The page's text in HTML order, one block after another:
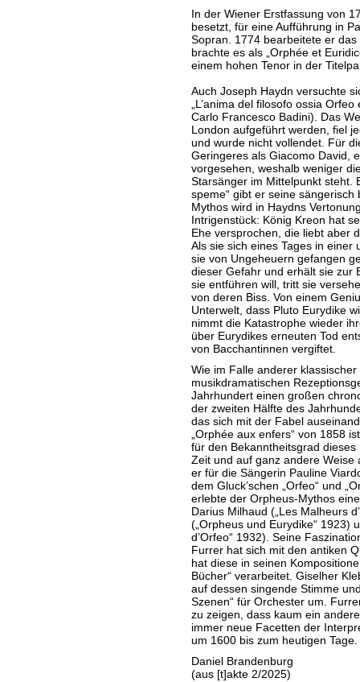
In der Wiener Erstfassung von
besetzt, für eine Aufführung in
Sopran. 1774 bearbeitete er
brachte es als „Orphée et
einem hohen Tenor in der
Auch Joseph Haydn versuchte
„L’anima del filosofo ossia
Carlo Francesco Badini). Das
London aufgeführt werden, fiel
und wurde nicht vollendet. Für
Geringeres als Giacomo David,
vorgesehen, weshalb weniger
Starsänger im Mittelpunkt steht.
speme“ gibt er seine
Mythos wird in Haydns
Intrigenstück: König Kreon hat
Ehe versprochen, die liebt aber
Als sie sich eines Tages in einer
sie von Ungeheuern gefangen
dieser Gefahr und erhält sie zur
sie entführen will, tritt sie
von deren Biss. Von einem
Unterwelt, dass Pluto Eurydike
nimmt die Katastrophe wieder
über Eurydikes erneuten Tod
von Bacchantinnen vergiftet.
Wie im Falle anderer
musikdramatischen
Jahrhundert einen großen
der zweiten Hälfte des
das sich mit der Fabel
„Orphée aux enfers“ von 1858
für den Bekanntheitsgrad
Zeit und auf ganz andere Weise
er für die Sängerin Pauline
dem Gluck’schen „Orfeo“ und
erlebte der Orpheus-Mythos
Darius Milhaud („Les Malheurs
(„Orpheus und Eurydike“ 1923)
d’Orfeo“ 1932). Seine
Furrer hat sich mit den antiken
hat diese in seinen
Bücher“ verarbeitet. Giselher
auf dessen singende Stimme
Szenen“ für Orchester um.
zu zeigen, dass kaum ein
immer neue Facetten der
um 1600 bis zum heutigen Tage.
Daniel Brandenburg
(aus [t]akte 2/2025)